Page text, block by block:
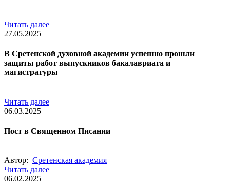
Читать далее
27.05.2025
В Сретенской духовной академии успешно прошли
защиты работ выпускников бакалавриата и
магистратуры
Читать далее
06.03.2025
Пост в Священном Писании
Автор: Сретенская академия
Читать далее
06.02.2025